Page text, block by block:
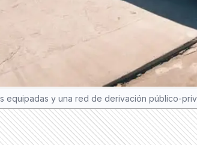
equipadas y una red de derivación público-